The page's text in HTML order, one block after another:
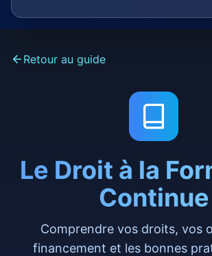
Retour au guide
Le Droit à la
Continue
Comprendre vos droits, vos
financement et les bonnes